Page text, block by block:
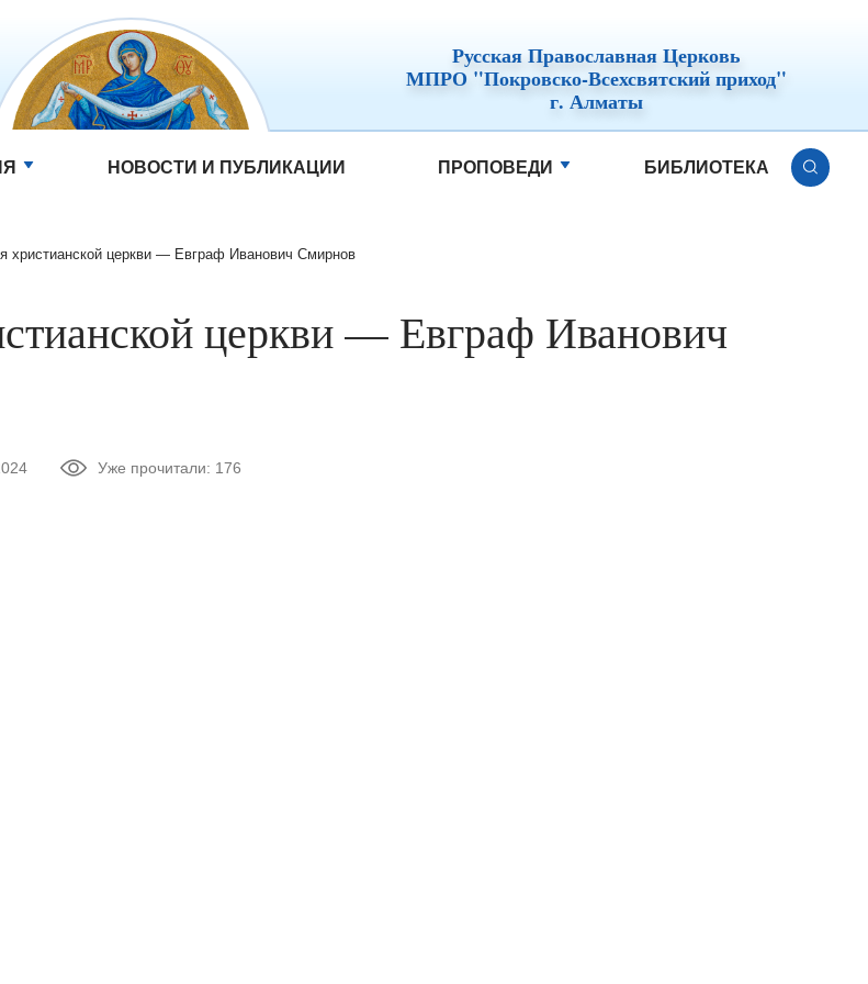
Русская Православная Церковь
МПРО "Покровско-Всехсвятский приход"
г. Алматы
НОВОСТИ И ПУБЛИКАЦИИ ПРОПОВЕДИ БИБЛИОТЕКА
христианской церкви — Евграф Иванович Смирнов
церкви — Евграф Иванович
Уже прочитали: 176